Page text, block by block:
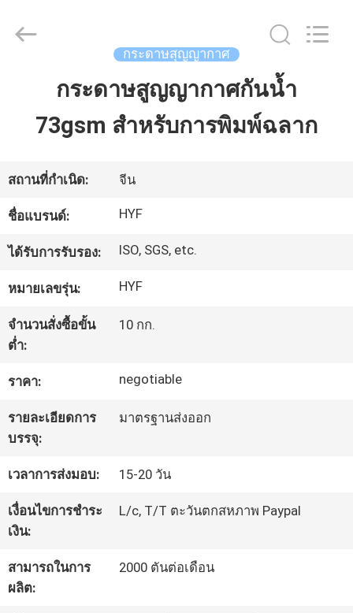
วิดีโอ
เรา
โรงงาน
ควบคุม
คุณภาพ
ติดต่อ
Packaging
กระดาษสุญญากาศ
กระดาษสูญญากาศกันน้ำ
73gsm สำหรับการพิมพ์ฉลาก
สถานที่กำเนิด: จีน
ชื่อแบรนด์: HYF
ได้รับการรับรอง: ISO, SGS, etc.
หมายเลขรุ่น: HYF
จำนวนสั่งซื้อขั้น
ต่ำ:
10 กก.
ราคา: negotiable
รายละเอียดการ
บรรจุ:
มาตรฐานส่งออก
เวลาการส่งมอบ: 15-20 วัน
เงื่อนไขการชำระ
เงิน:
L/c, T/T ตะวันตกสหภาพ Paypal
สามารถในการ
ผลิต:
2000 ตันต่อเดือน